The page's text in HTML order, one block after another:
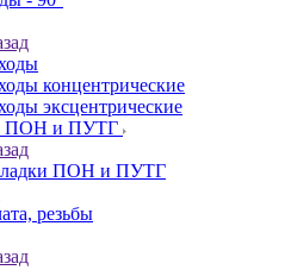
концентрические
эксцентрические
ПОН и ПУТГ
ПОН и ПУТГ
резьбы